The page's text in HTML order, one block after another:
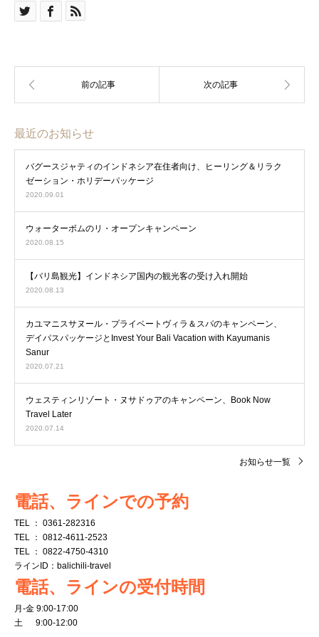
最近のお知らせ
バグースジャティのインドネシア在住者向け、ヒーリング＆リラク
ゼーション・ホリデーパッケージ
2020.09.01
ウォーターボムのリ・オープンキャンペーン
2020.08.15
【バリ島観光】インドネシア国内の観光客の受け入れ開始
2020.08.13
カユマニスサヌール・プライベートヴィラ＆スパのキャンペーン、
デイパスパッケージとInvest Your Bali Vacation with Kayumanis
Sanur
2020.07.21
ウェスティンリゾート・ヌサドゥアのキャンペーン、Book Now
Travel Later
2020.07.14
お知らせ一覧
電話、ラインでの予約
TEL ： 0361-282316
TEL ： 0812-4611-2523
TEL ： 0822-4750-4310
ラインID：balichili-travel
電話、ラインの受付時間
月-金 9:00-17:00
土 9:00-12:00